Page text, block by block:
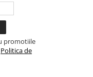
umflare balonului
promotiile
Politica de